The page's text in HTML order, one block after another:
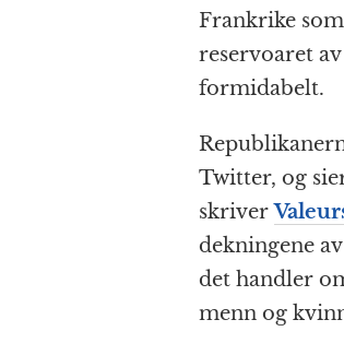
Frankrike
reservoaret
formidabelt.
Twitter, og
skriver
dekningene
det handler
menn og